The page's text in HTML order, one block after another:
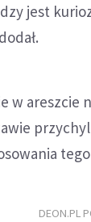
jest
w
DEON.PL